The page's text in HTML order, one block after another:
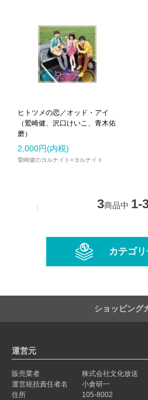
ヒトツメの恋／オッド・アイ
（鷲崎健、沢口けいこ、青木佑
磨）
2,000円(内税)
鷲崎健のヨルナイト×ヨルナイト
〈 3商品中 1-
カテゴリ
ショッピング
運営元
販売業者
株式会社文化放送
運営統括責任者名
小倉研一
住所
105-8002